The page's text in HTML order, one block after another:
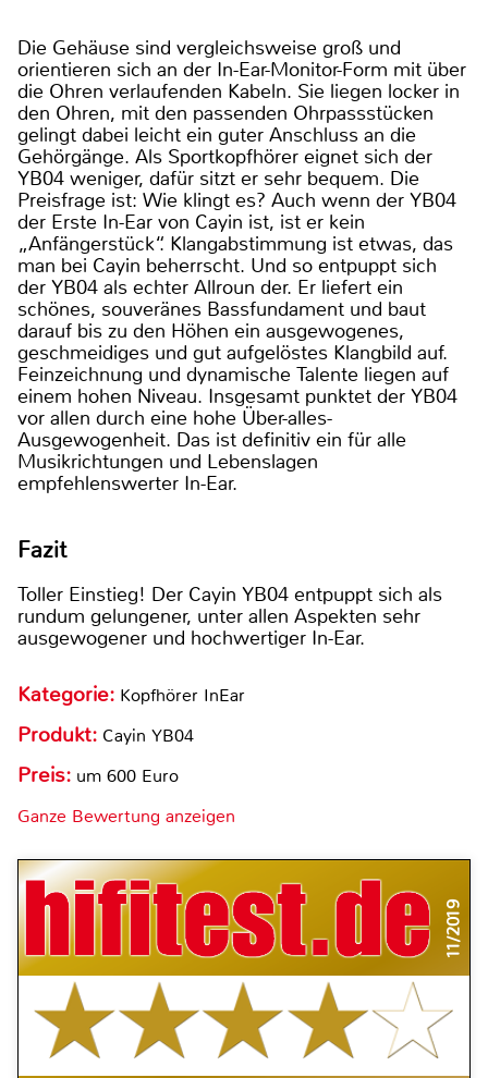
Die Gehäuse sind vergleichsweise groß und
orientieren sich an der In-Ear-Monitor-Form mit über
die Ohren verlaufenden Kabeln. Sie liegen locker in
den Ohren, mit den passenden Ohrpassstücken
gelingt dabei leicht ein guter Anschluss an die
Gehörgänge. Als Sportkopfhörer eignet sich der
YB04 weniger, dafür sitzt er sehr bequem. Die
Preisfrage ist: Wie klingt es? Auch wenn der YB04
der Erste In-Ear von Cayin ist, ist er kein
„Anfängerstück“. Klangabstimmung ist etwas, das
man bei Cayin beherrscht. Und so entpuppt sich
der YB04 als echter Allroun der. Er liefert ein
schönes, souveränes Bassfundament und baut
darauf bis zu den Höhen ein ausgewogenes,
geschmeidiges und gut aufgelöstes Klangbild auf.
Feinzeichnung und dynamische Talente liegen auf
einem hohen Niveau. Insgesamt punktet der YB04
vor allen durch eine hohe Über-alles-
Ausgewogenheit. Das ist definitiv ein für alle
Musikrichtungen und Lebenslagen
empfehlenswerter In-Ear.
Fazit
Toller Einstieg! Der Cayin YB04 entpuppt sich als
rundum gelungener, unter allen Aspekten sehr
ausgewogener und hochwertiger In-Ear.
Kategorie: Kopfhörer InEar
Produkt: Cayin YB04
Preis: um 600 Euro
Ganze Bewertung anzeigen
11/2019